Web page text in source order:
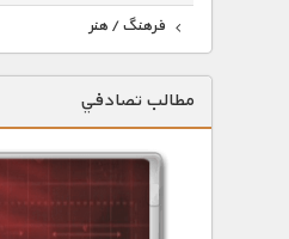
فرهنگ / هنر
گردشگری
ماورایی
مسابقات / ورزشی
مطالب تصادفي